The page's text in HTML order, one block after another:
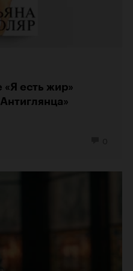
«Я есть жир»